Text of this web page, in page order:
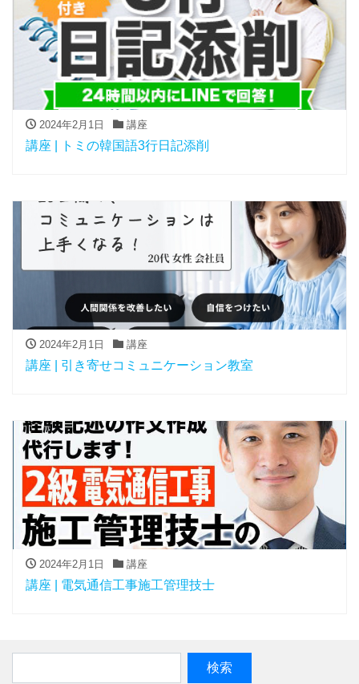
2024年2月1日 講座
講座 | トミの韓国語3行日記添削
2024年2月1日 講座
講座 | 引き寄せコミュニケーション教室
2024年2月1日 講座
講座 | 電気通信工事施工管理技士